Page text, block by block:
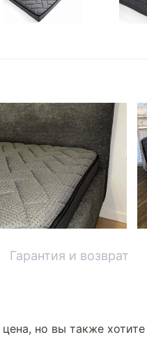
Гарантия и возврат
но вы также